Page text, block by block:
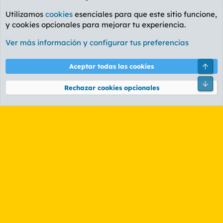
Foro General
Cookies
PL OLDSTYLE AMARILLO
Términos y reglas Política de privacidad Ayuda
Community platform by XenForo® © 2010-2026 XenForo Ltd.
Utilizamos cookies esenciales para que este sitio funcione,
y cookies opcionales para mejorar tu experiencia.
Ver más información y configurar tus preferencias
Aceptar todas las cookies
Rechazar cookies opcionales
Pie